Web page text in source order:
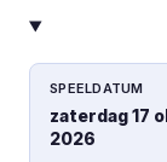
SPEELDATUM
zaterdag 17
2026